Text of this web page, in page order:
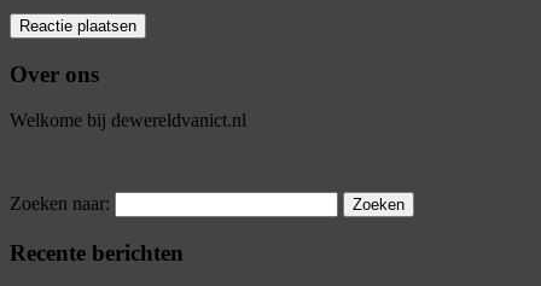
Over ons
Welkome bij dewereldvanict.nl
Zoeken naar:
Recente berichten